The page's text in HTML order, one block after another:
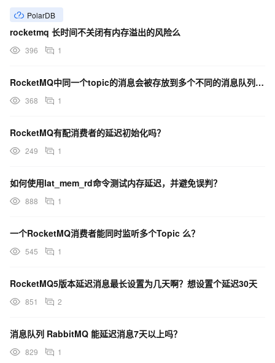
PolarDB
rocketmq 长时间不关闭有内存溢出的风险么
396 1
RocketMQ中同一个topic的消息会被存放到多个不同的消息队列中吗？
368 1
RocketMQ有配消费者的延迟初始化吗？
249 1
如何使用lat_mem_rd命令测试内存延迟，并避免误判？
888 1
一个RocketMQ消费者能同时监听多个Topic 么？
545 1
RocketMQ5版本延迟消息最长设置为几天啊？想设置个延迟30天
851 2
消息队列 RabbitMQ 能延迟消息7天以上吗？
829 1